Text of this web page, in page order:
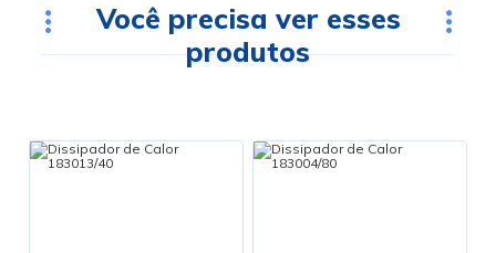
Você precisa ver esses
produtos